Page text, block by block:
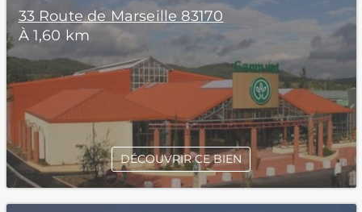
33 Route de Marseille 83170
À 1,60 km
DÉCOUVRIR CE BIEN